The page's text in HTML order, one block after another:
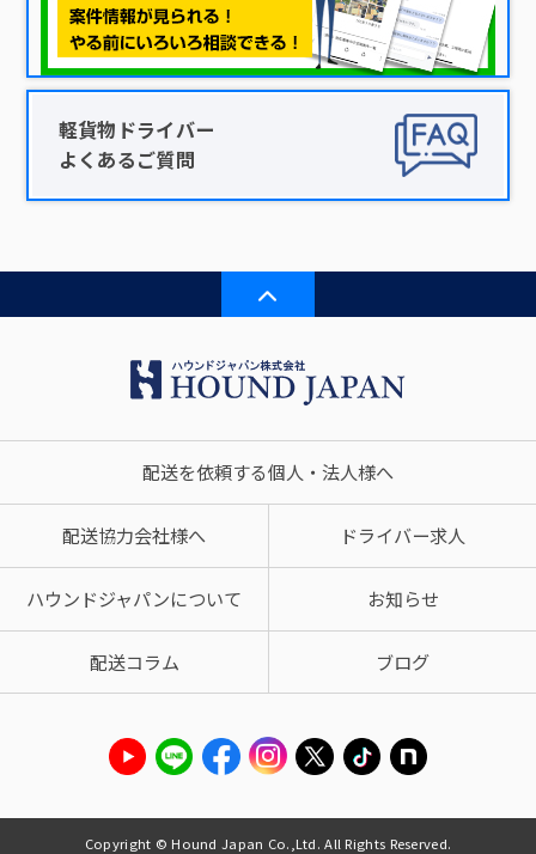
軽貨物ドライバー
よくあるご質問
配送を依頼する個人・法人様へ
配送協力会社様へ ドライバー求人
ハウンドジャパンについて お知らせ
配送コラム ブログ
Copyright © Hound Japan Co.,Ltd. All Rights Reserved.